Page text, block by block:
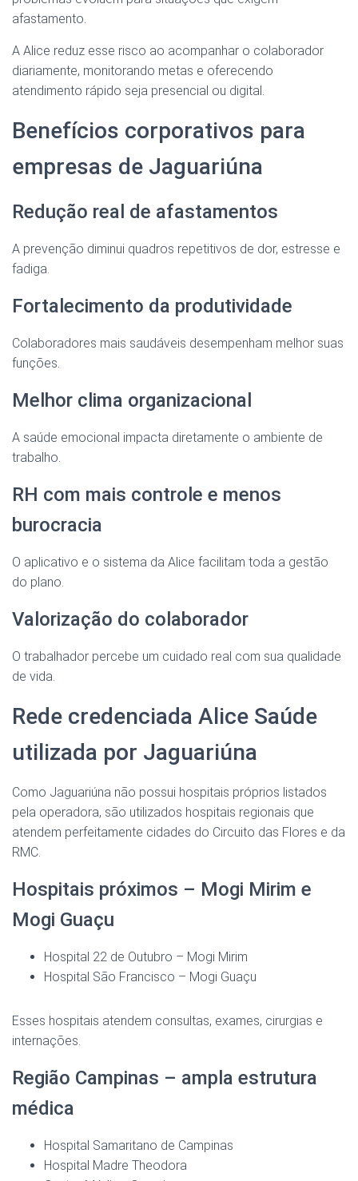
afastamento.
A Alice reduz esse risco ao acompanhar o colaborador
diariamente, monitorando metas e oferecendo
atendimento rápido seja presencial ou digital.
Benefícios corporativos para
empresas de Jaguariúna
Redução real de afastamentos
A prevenção diminui quadros repetitivos de dor, estresse e
fadiga.
Fortalecimento da produtividade
Colaboradores mais saudáveis desempenham melhor suas
funções.
Melhor clima organizacional
A saúde emocional impacta diretamente o ambiente de
trabalho.
RH com mais controle e menos
burocracia
O aplicativo e o sistema da Alice facilitam toda a gestão
do plano.
Valorização do colaborador
O trabalhador percebe um cuidado real com sua qualidade
de vida.
Rede credenciada Alice Saúde
utilizada por Jaguariúna
Como Jaguariúna não possui hospitais próprios listados
pela operadora, são utilizados hospitais regionais que
atendem perfeitamente cidades do Circuito das Flores e da
RMC.
Hospitais próximos – Mogi Mirim e
Mogi Guaçu
Hospital 22 de Outubro – Mogi Mirim
Hospital São Francisco – Mogi Guaçu
Esses hospitais atendem consultas, exames, cirurgias e
internações.
Região Campinas – ampla estrutura
médica
Hospital Samaritano de Campinas
Hospital Madre Theodora